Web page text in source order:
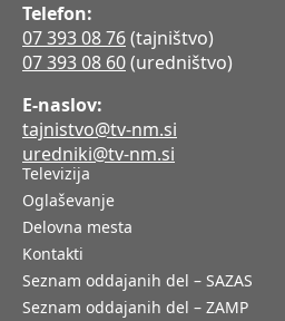
Telefon:
07 393 08 76(tajništvo)
07 393 08 60(uredništvo)
E-naslov:
tajnistvo@tv-nm.si
uredniki@tv-nm.si
Televizija
Oglaševanje
Delovna mesta
Kontakti
Seznam oddajanih del – SAZAS
Seznam oddajanih del – ZAMP